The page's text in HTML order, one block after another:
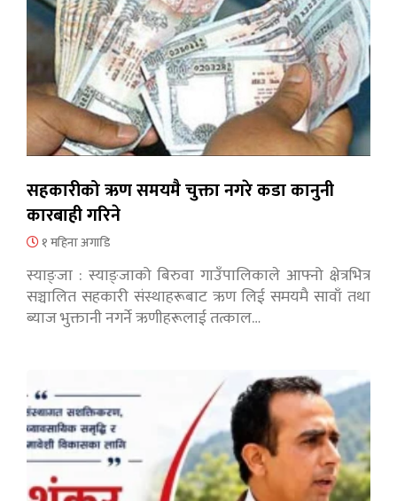
सहकारीको ऋण समयमै चुक्ता नगरे कडा कानुनी
कारबाही गरिने
१ महिना अगाडि
स्याङ्जा : स्याङ्जाको बिरुवा गाउँपालिकाले आफ्नो क्षेत्रभित्र
सञ्चालित सहकारी संस्थाहरूबाट ऋण लिई समयमै सावाँ तथा
ब्याज भुक्तानी नगर्ने ऋणीहरूलाई तत्काल…